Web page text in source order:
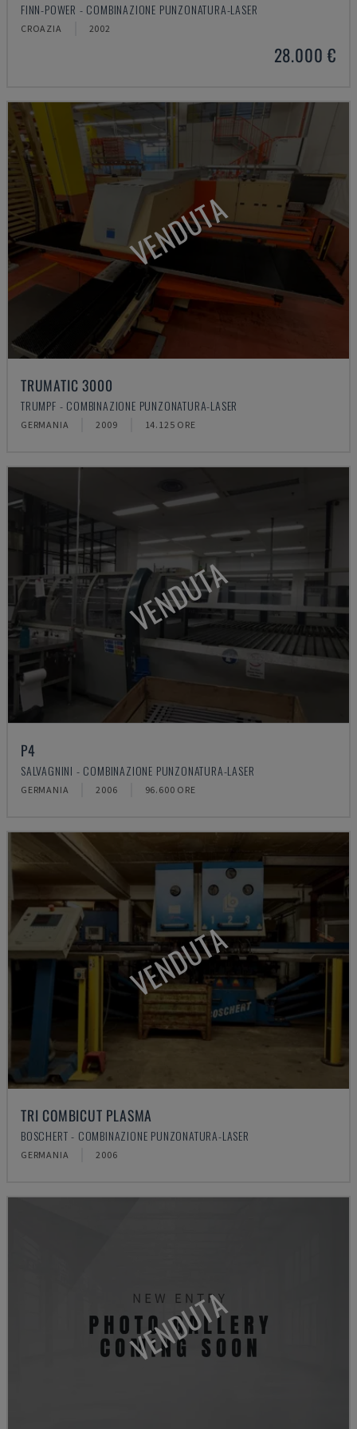
FINN-POWER - COMBINAZIONE PUNZONATURA-LASER
CROAZIA 2002
28.000 €
VENDUTA
TRUMATIC 3000
TRUMPF - COMBINAZIONE PUNZONATURA-LASER
GERMANIA 2009 14.125 ORE
VENDUTA
P4
SALVAGNINI - COMBINAZIONE PUNZONATURA-LASER
GERMANIA 2006 96.600 ORE
VENDUTA
TRI COMBICUT PLASMA
BOSCHERT - COMBINAZIONE PUNZONATURA-LASER
GERMANIA 2006
VENDUTA